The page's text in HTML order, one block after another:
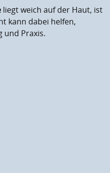
liegt weich auf der Haut, ist
kann dabei helfen,
und Praxis.